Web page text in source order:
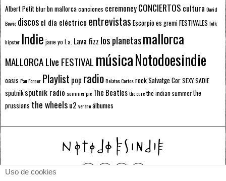
Albert Petitblurbn mallorcacanciones ceremoneyCONCIERTOS cultura David
Bowie discosel día eléctrico entrevistas Escorpioes gremiFESTIVALES folk
hipster Indie jane yo l.a. Lava fizz los planetasmallorca
MALLORCA LIve FESTIVAL músicaNotodoesindie
oasis Pau Forner Playlist pop radioRelatos CortosrockSalvatge CorSEXY SADIE
sputnik sputnik radio summer pie The Beatlesthe curethe indian summerthe
prussians the wheelsu2 veranoálbumes
Uso de cookies